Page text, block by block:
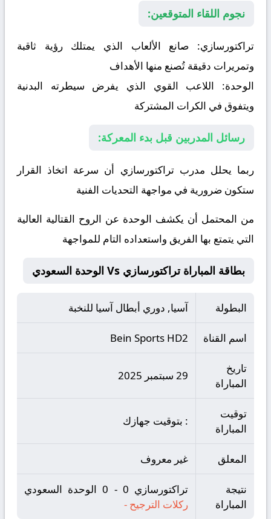
نجوم اللقاء المتوقعين:
تراکتورسازي: صانع الألعاب الذي يمتلك رؤية ثاقبة
وتمريرات دقيقة تُصنع منها الأهداف
الوحدة: اللاعب القوي الذي يفرض سيطرته البدنية
ويتفوق في الكرات المشتركة
رسائل المدربين قبل بدء المعركة:
ربما يحلل مدرب تراکتورسازي أن سرعة اتخاذ القرار
ستكون ضرورية في مواجهة التحديات الفنية
من المحتمل أن يكشف الوحدة عن الروح القتالية العالية
التي يتمتع بها الفريق واستعداده التام للمواجهة
بطاقة المباراة تراکتورسازي Vs الوحدة السعودي
البطولة آسيا, دوري أبطال آسيا للنخبة
اسم القناة Bein Sports HD2
تاريخ
المباراة
29 سبتمبر 2025
توقيت
المباراة
: بتوقيت جهازك
المعلق غير معروف
نتيجة
المباراة
تراکتورسازي 0 - 0 الوحدة السعودي
ركلات الترجيح -